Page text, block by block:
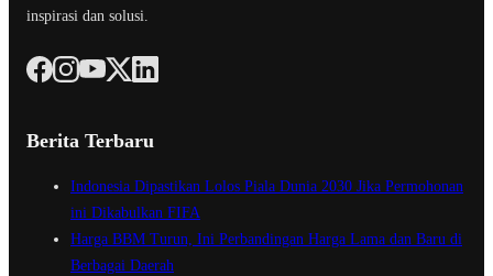
inspirasi dan solusi.
Berita Terbaru
Indonesia Dipastikan Lolos Piala Dunia 2030 Jika Permohonan
ini Dikabulkan FIFA
Harga BBM Turun, Ini Perbandingan Harga Lama dan Baru di
Berbagai Daerah